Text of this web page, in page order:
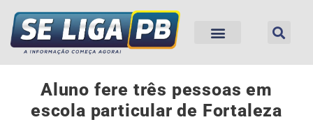
Aluno fere três pessoas em
escola particular de Fortaleza